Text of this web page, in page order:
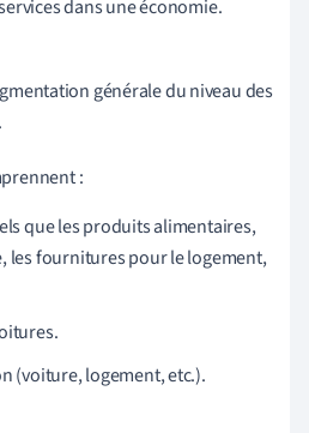
dans une économie.
générale du niveau des
:
que les produits alimentaires,
les fournitures pour le logement,
(voiture, logement, etc.).